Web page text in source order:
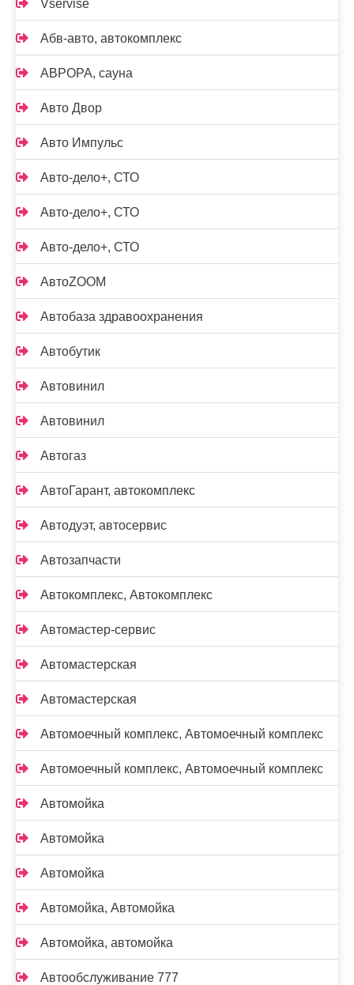
Vservise
Абв-авто, автокомплекс
АВРОРА, сауна
Авто Двор
Авто Импульс
Авто-дело+, СТО
Авто-дело+, СТО
Авто-дело+, СТО
АвтоZOOM
Автобаза здравоохранения
Автобутик
Автовинил
Автовинил
Автогаз
АвтоГарант, автокомплекс
Автодуэт, автосервис
Автозапчасти
Автокомплекс, Автокомплекс
Автомастер-сервис
Автомастерская
Автомастерская
Автомоечный комплекс, Автомоечный комплекс
Автомоечный комплекс, Автомоечный комплекс
Автомойка
Автомойка
Автомойка
Автомойка, Автомойка
Автомойка, автомойка
Автообслуживание 777